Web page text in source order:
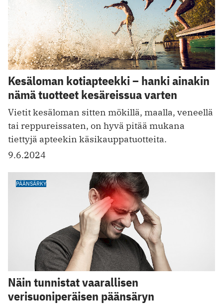
Kesäloman kotiapteekki – hanki ainakin
nämä tuotteet kesäreissua varten
Vietit kesäloman sitten mökillä, maalla, veneellä
tai reppureissaten, on hyvä pitää mukana
tiettyjä apteekin käsikauppatuotteita.
9.6.2024
PÄÄNSÄRKY
Näin tunnistat vaarallisen
verisuoniperäisen päänsäryn